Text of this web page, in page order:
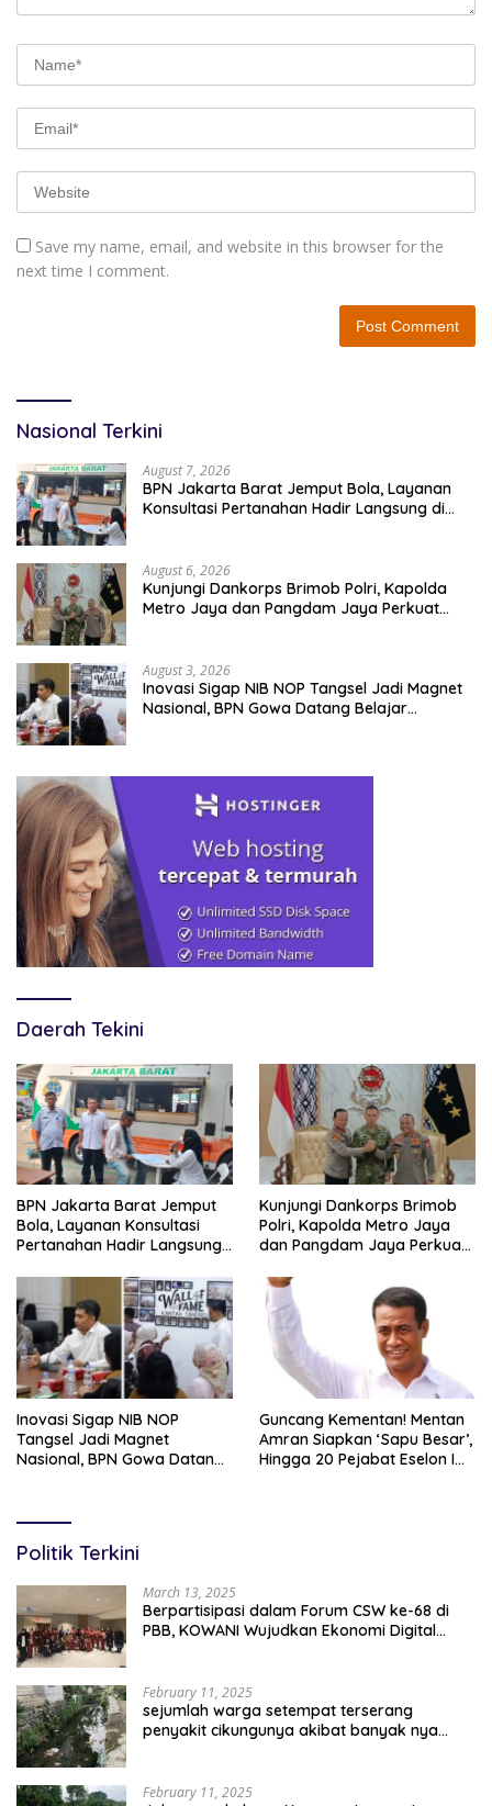
Save my name, email, and website in this browser for the
next time I comment.
Nasional Terkini
August 7, 2026
BPN Jakarta Barat Jemput Bola, Layanan
Konsultasi Pertanahan Hadir Langsung di
August 6, 2026
Kunjungi Dankorps Brimob Polri, Kapolda
Metro Jaya dan Pangdam Jaya Perkuat
August 3, 2026
Inovasi Sigap NIB NOP Tangsel Jadi Magnet
Nasional, BPN Gowa Datang Belajar
Daerah Tekini
BPN Jakarta Barat Jemput
Bola, Layanan Konsultasi
Pertanahan Hadir Langsung
Kunjungi Dankorps Brimob
Polri, Kapolda Metro Jaya
dan Pangdam Jaya Perkuat
Inovasi Sigap NIB NOP
Tangsel Jadi Magnet
Nasional, BPN Gowa Datang
Guncang Kementan! Mentan
Amran Siapkan ‘Sapu Besar’,
Hingga 20 Pejabat Eselon I
Politik Terkini
March 13, 2025
Berpartisipasi dalam Forum CSW ke-68 di
PBB, KOWANI Wujudkan Ekonomi Digital
February 11, 2025
sejumlah warga setempat terserang
penyakit cikungunya akibat banyak nya
February 11, 2025